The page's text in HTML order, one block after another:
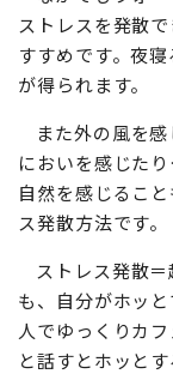
ストレスを発散
すすめです。夜
が得られます。
また外の風を
においを感じた
自然を感じるこ
ス発散方法です。
ストレス発散
も、自分がホッ
人でゆっくりカ
と話すとホッと